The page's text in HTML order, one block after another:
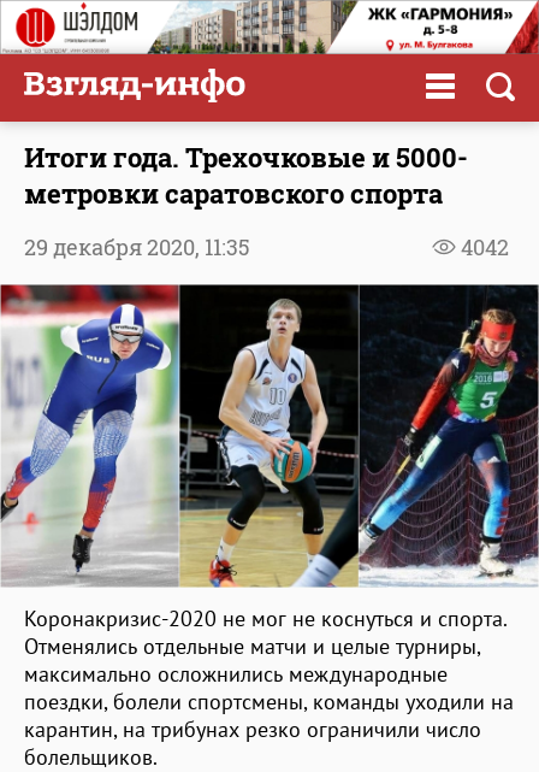
Итоги года. Трехочковые и 5000-
метровки саратовского спорта
4042
29 декабря 2020, 11:35
Коронакризис-2020 не мог не коснуться и спорта.
Отменялись отдельные матчи и целые турниры,
максимально осложнились международные
поездки, болели спортсмены, команды уходили на
карантин, на трибунах резко ограничили число
болельщиков.